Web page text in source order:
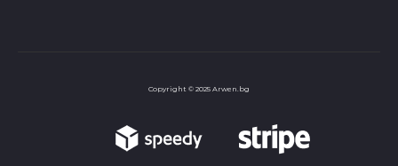
Copyright © 2025 Arwen.bg